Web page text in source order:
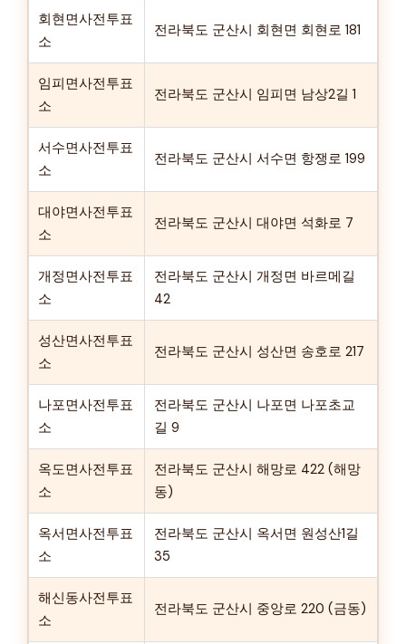
회현면사전투표
소
전라북도 군산시 회현면 회현로 181
임피면사전투표
소
전라북도 군산시 임피면 남상2길 1
서수면사전투표
소
전라북도 군산시 서수면 항쟁로 199
대야면사전투표
소
전라북도 군산시 대야면 석화로 7
개정면사전투표
소
전라북도 군산시 개정면 바르메길
42
성산면사전투표
소
전라북도 군산시 성산면 송호로 217
나포면사전투표
소
전라북도 군산시 나포면 나포초교
길 9
옥도면사전투표
소
전라북도 군산시 해망로 422 (해망
동)
옥서면사전투표
소
전라북도 군산시 옥서면 원성산1길
35
해신동사전투표
소
전라북도 군산시 중앙로 220 (금동)